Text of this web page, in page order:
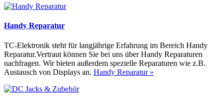
Handy Reparatur
TC-Elektronik steht für langjährige Erfahrung im Bereich Handy
Reparatur.Vertraut können Sie bei uns über Handy Reparaturen
nachfragen. Wir bieten außerdem spezielle Reparaturen wie z.B.
Austausch von Displays an. Handy Reparatur »